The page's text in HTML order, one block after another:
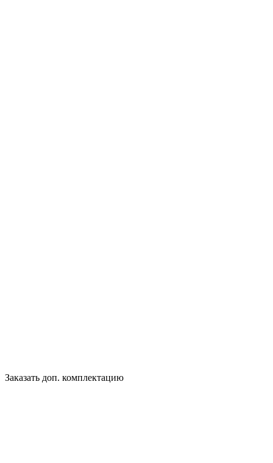
Заказать доп. комплектацию